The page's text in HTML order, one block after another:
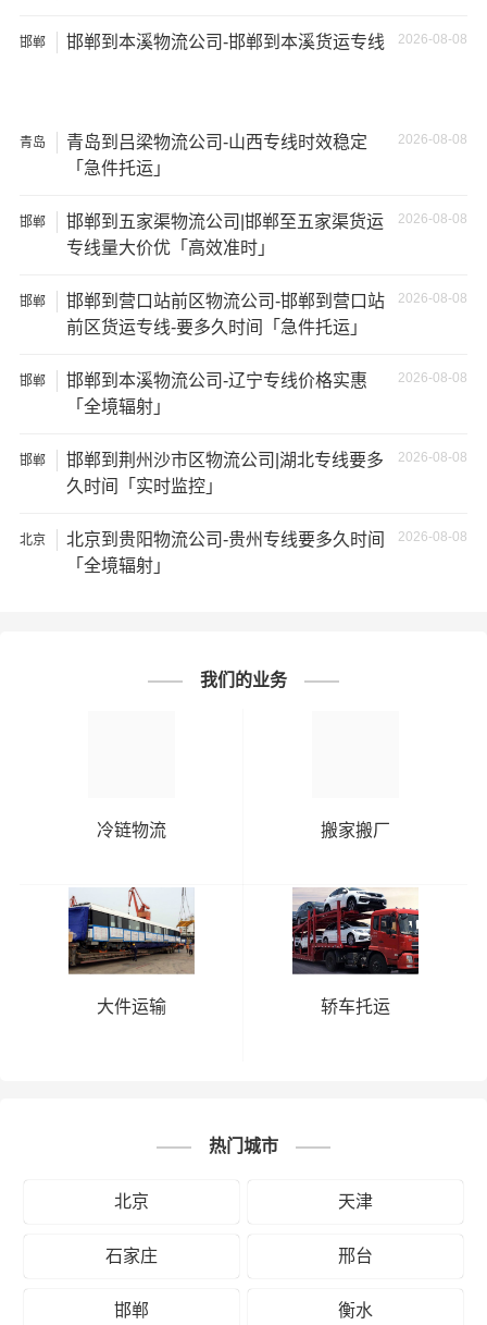
温馨提示
需详细了解最低资费请电话咨询。
★ 由于货运运输比较特殊，请您托运之前仔细清点您所托
运的所有物品；如果您的货物需要临时存放，请尽早最快
通知公司客服以便安排仓库存放。
★ 为了提高邯郸到辽源货运公司的服务质量，欢迎您对我
们的服务提出意见或建议，我们会认真对待并及时把处理
的需求做出不懈的努力，您的满意就是我们前进的动力!
# 辽源专线
# 物流专线
# 物流公司
邯郸 2026-08-08
邯郸到本溪物流公司-邯郸到本溪货运专线
青岛 2026-08-08
青岛到吕梁物流公司-山西专线时效稳定
「急件托运」
邯郸 2026-08-08
邯郸到五家渠物流公司|邯郸至五家渠货运
专线量大价优「高效准时」
邯郸 2026-08-08
邯郸到营口站前区物流公司-邯郸到营口站
前区货运专线-要多久时间「急件托运」
邯郸 2026-08-08
邯郸到本溪物流公司-辽宁专线价格实惠
「全境辐射」
邯郸 2026-08-08
邯郸到荆州沙市区物流公司|湖北专线要多
久时间「实时监控」
北京 2026-08-08
北京到贵阳物流公司-贵州专线要多久时间
「全境辐射」
我们的业务
冷链物流 搬家搬厂
大件运输 轿车托运
热门城市
北京 天津
石家庄 邢台
邯郸 衡水